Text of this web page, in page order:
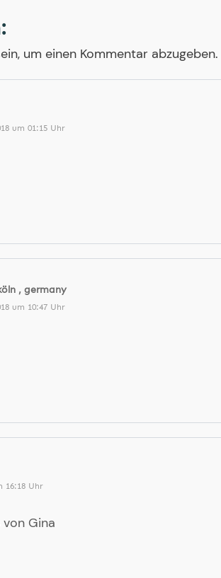
um einen Kommentar abzugeben.
um 01:15 Uhr
, germany
um 10:47 Uhr
16:18 Uhr
Gina